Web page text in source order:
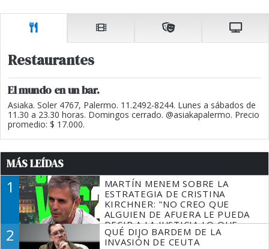
Restaurantes
El mundo en un bar.
Asiaka. Soler 4767, Palermo. 11.2492-8244. Lunes a sábados de
11.30 a 23.30 horas. Domingos cerrado. @asiakapalermo. Precio
promedio: $ 17.000.
MÁS LEÍDAS
1
MARTÍN MENEM SOBRE LA
ESTRATEGIA DE CRISTINA
KIRCHNER: "NO CREO QUE
ALGUIEN DE AFUERA LE PUEDA
DECIR A LA JUSTICIA LO QUE
TIENE QUE HACER"
2
QUÉ DIJO BARDEM DE LA
INVASIÓN DE CEUTA